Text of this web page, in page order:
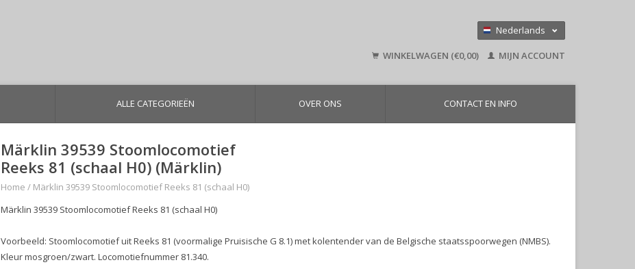
Nederlands
English
WINKELWAGEN (€0,00) MIJN ACCOUNT
ALLE CATEGORIEËN OVER ONS CONTACT EN INFO
Märklin 39539 Stoomlocomotief
Reeks 81 (schaal H0) (Märklin)
Home / Märklin 39539 Stoomlocomotief Reeks 81 (schaal H0)
Märklin 39539 Stoomlocomotief Reeks 81 (schaal H0)
Voorbeeld: Stoomlocomotief uit Reeks 81 (voormalige Pruisische G 8.1) met kolentender van de Belgische staatsspoorwegen (NMBS).
Kleur mosgroen/zwart. Locomotiefnummer 81.340.